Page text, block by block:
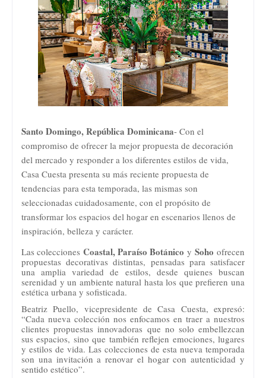
Santo Domingo, República Dominicana- Con el
compromiso de ofrecer la mejor propuesta de decoración
del mercado y responder a los diferentes estilos de vida,
Casa Cuesta presenta su más reciente propuesta de
tendencias para esta temporada, las mismas son
seleccionadas cuidadosamente, con el propósito de
transformar los espacios del hogar en escenarios llenos de
inspiración, belleza y carácter.
Las colecciones Coastal, Paraíso Botánico y Soho ofrecen
propuestas decorativas distintas, pensadas para satisfacer
una amplia variedad de estilos, desde quienes buscan
serenidad y un ambiente natural hasta los que prefieren una
estética urbana y sofisticada.
Beatriz Puello, vicepresidente de Casa Cuesta, expresó:
“Cada nueva colección nos enfocamos en traer a nuestros
clientes propuestas innovadoras que no solo embellezcan
sus espacios, sino que también reflejen emociones, lugares
y estilos de vida. Las colecciones de esta nueva temporada
son una invitación a renovar el hogar con autenticidad y
sentido estético”.